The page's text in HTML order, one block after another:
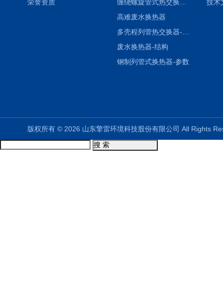
荣誉资质
高难废水换热器
废水换热器-结构
钢制列管式换热器-参数
技术
版权所有 © 2026 山东擎雷环境科技股份有限公司 All